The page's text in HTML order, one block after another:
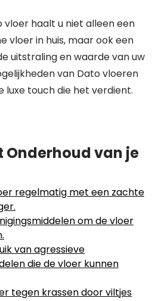
haalt u niet alleen een
vloer in huis, maar ook een
uitstraling en waarde van uw
van Dato vloeren
luxe touch die het verdient.
Onderhoud van je
regelmatig met een zachte
om de vloer
van agressieve
die de vloer kunnen
tegen krassen door viltjes